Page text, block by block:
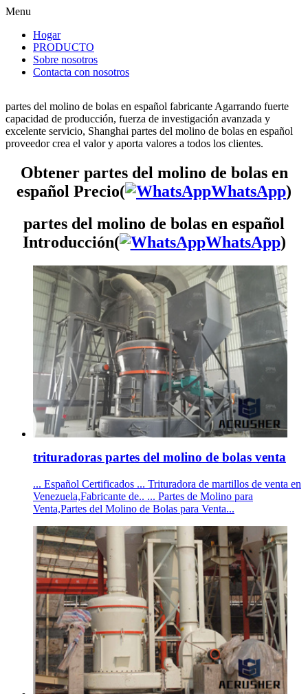
Menu
Hogar
PRODUCTO
Sobre nosotros
Contacta con nosotros
partes del molino de bolas en español fabricante Agarrando fuerte
capacidad de producción, fuerza de investigación avanzada y
excelente servicio, Shanghai partes del molino de bolas en español
proveedor crea el valor y aporta valores a todos los clientes.
Obtener partes del molino de bolas en
español Precio(
WhatsApp)
partes del molino de bolas en español
Introducción(
WhatsApp)
trituradoras partes del molino de bolas venta
... Español Certificados ... Trituradora de martillos de venta en
Venezuela,Fabricante de.. ... Partes de Molino para
Venta,Partes del Molino de Bolas para Venta...